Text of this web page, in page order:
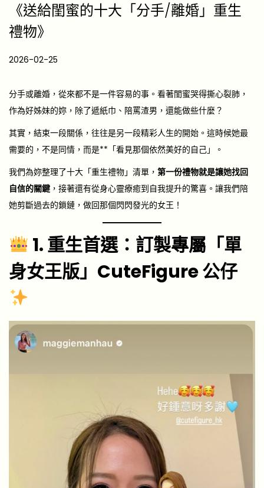
《送給閨蜜的十大「分手/離婚」重生
禮物》
P
s
t
e
n
2026-02-25
2
6
-
-
2
5
分手或離婚，從來都不是一件容易的事。看著閨蜜哭得撕心裂肺，
作為好姊妹的妳，除了遞紙巾、陪罵渣男，還能做些什麼？
其實，結束一段關係，往往是另一段精彩人生的開始。這時候她最
需要的，不是同情，而是**「看見那個依然美好的自己」。
我們為妳整理了十大「重生禮物」清單， 第一份禮物就是讓她找回
自信的關鍵 ，接著還有從身心靈療癒到自我提升的驚喜。讓我們陪
她剪斷過去的鎖鏈，做回那個閃閃發光的女王！
1. 重生首選：訂製專屬「單
身女王版」CuteFigure 公仔